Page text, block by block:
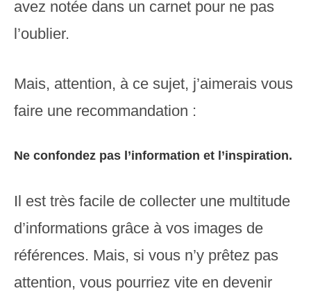
avez notée dans un carnet pour ne pas
l’oublier.
Mais, attention, à ce sujet, j’aimerais vous
faire une recommandation :
Ne confondez pas l’information et l’inspiration.
Il est très facile de collecter une multitude
d’informations grâce à vos images de
références. Mais, si vous n’y prêtez pas
attention, vous pourriez vite en devenir